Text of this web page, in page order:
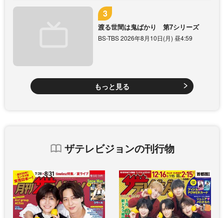
渡る世間は鬼ばかり 第7シリーズ
BS-TBS 2026年8月10日(月) 昼4:59
もっと見る
ザテレビジョンの刊行物